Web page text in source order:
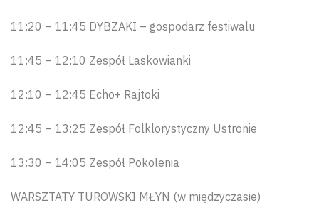
11:20 – 11:45 DYBZAKI – gospodarz festiwalu
11:45 – 12:10 Zespół Laskowianki
12:10 – 12:45 Echo+ Rajtoki
12:45 – 13:25 Zespół Folklorystyczny Ustronie
13:30 – 14:05 Zespół Pokolenia
WARSZTATY TUROWSKI MŁYN (w międzyczasie)